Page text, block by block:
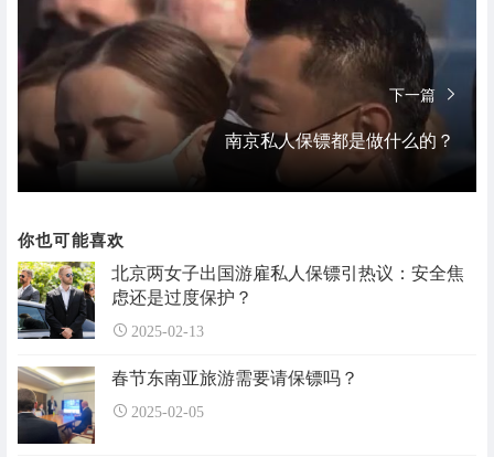
下一篇
南京私人保镖都是做什么的？
你也可能喜欢
北京两女子出国游雇私人保镖引热议：安全焦
虑还是过度保护？
2025-02-13
春节东南亚旅游需要请保镖吗？
2025-02-05